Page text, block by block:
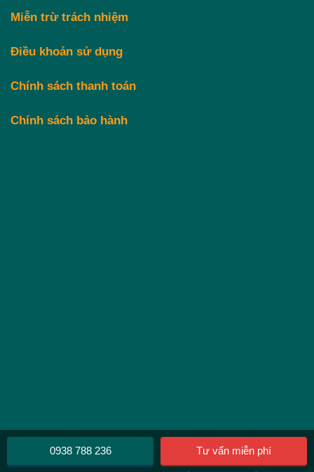
Miễn trừ trách nhiệm
Điều khoản sử dụng
Chính sách thanh toán
Chính sách bảo hành
0938 788 236 Tư vấn miễn phí